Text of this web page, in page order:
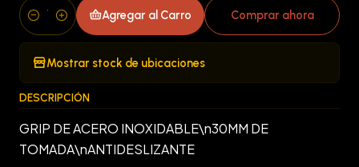
Cantidad
Agregar al Carro Comprar ahora
Mostrar stock de ubicaciones
DESCRIPCIÓN
GRIP DE ACERO INOXIDABLE\n30MM DE
TOMADA\nANTIDESLIZANTE